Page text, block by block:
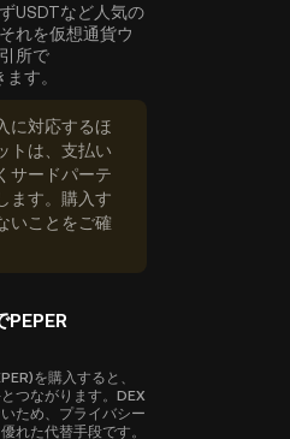
USDTなど人気の
れを仮想通貨ウ
所で
す。
に対応するほ
トは、支払い
サードパーテ
ます。購入す
いことをご確
を購入すると、
つながります。DEX
ため、プライバシー
れた代替手段です。